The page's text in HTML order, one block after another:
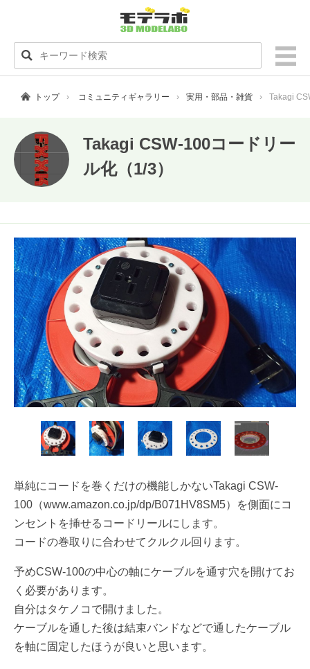
トップ コミュニティギャラリー 実用・部品・雑貨 Takagi
Takagi CSW-100コードリー
ル化（1/3）
単純にコードを巻くだけの機能しかないTakagi CSW-
100（www.amazon.co.jp/dp/B071HV8SM5）を側面にコ
ンセントを挿せるコードリールにします。
コードの巻取りに合わせてクルクル回ります。
予めCSW-100の中心の軸にケーブルを通す穴を開けてお
く必要があります。
自分はタケノコで開けました。
ケーブルを通した後は結束バンドなどで通したケーブル
を軸に固定したほうが良いと思います。